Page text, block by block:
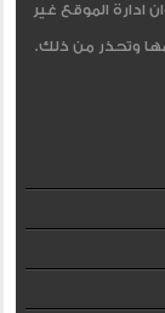
ادارة الموقع غير
وتحذر من ذلك.